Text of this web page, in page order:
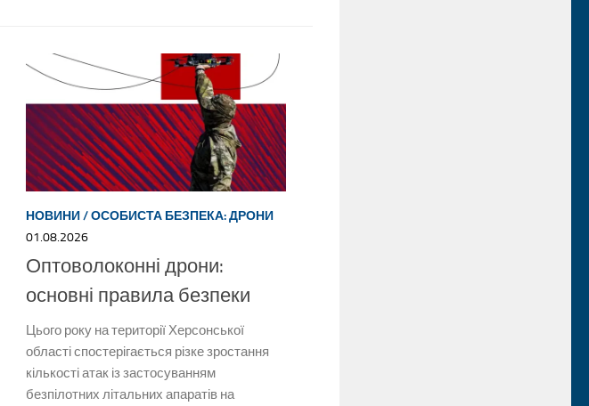
НОВИНИ/ОСОБИСТА БЕЗПЕКА: ДРОНИ
01.08.2026
Оптоволоконні дрони:
основні правила безпеки
Цього року на території Херсонської
області спостерігається різке зростання
кількості атак із застосуванням
безпілотних літальних апаратів на